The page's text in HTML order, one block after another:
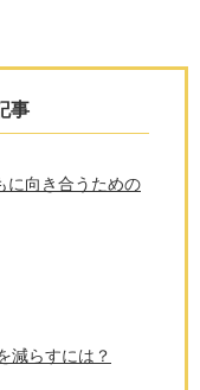
事
に向き合うための
減らすには？